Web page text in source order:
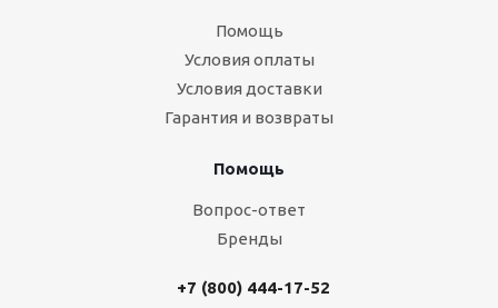
Помощь
Условия оплаты
Условия доставки
Гарантия и возвраты
Помощь
Вопрос-ответ
Бренды
+7 (800) 444-17-52